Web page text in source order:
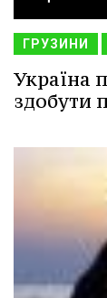
ГРУЗИНИ
Україна
здобути